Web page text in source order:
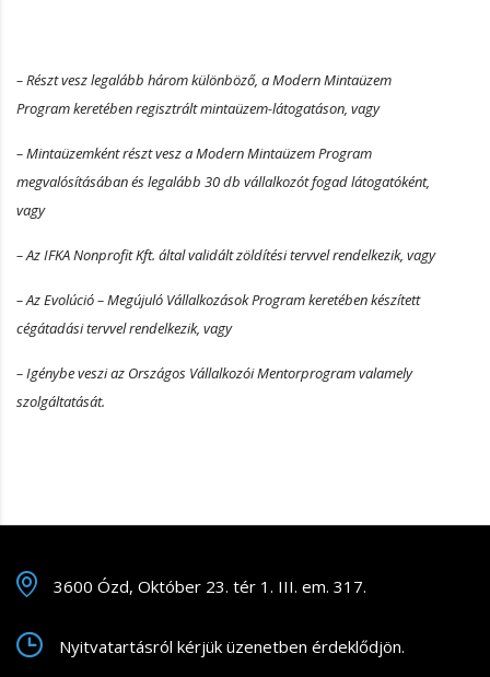
– Részt vesz legalább három különböző, a Modern Mintaüzem
Program keretében regisztrált mintaüzem-látogatáson, vagy
– Mintaüzemként részt vesz a Modern Mintaüzem Program
megvalósításában és legalább 30 db vállalkozót fogad látogatóként,
vagy
– Az IFKA Nonprofit Kft. által validált zöldítési tervvel rendelkezik, vagy
– Az Evolúció – Megújuló Vállalkozások Program keretében készített
cégátadási tervvel rendelkezik, vagy
– Igénybe veszi az Országos Vállalkozói Mentorprogram valamely
szolgáltatását.
3600 Ózd, Október 23. tér 1. III. em. 317.
Nyitvatartásról kérjük üzenetben érdeklődjön.